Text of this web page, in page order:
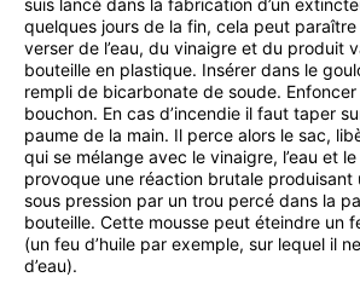
quelques jours de la fin, cela peut
verser de l’eau, du vinaigre et du produit
bouteille en plastique. Insérer dans le
rempli de bicarbonate de soude.
bouchon. En cas d’incendie il faut taper
paume de la main. Il perce alors le sac,
qui se mélange avec le vinaigre, l’eau et
provoque une réaction brutale produisant
sous pression par un trou percé dans la
bouteille. Cette mousse peut éteindre un
(un feu d’huile par exemple, sur lequel il
d’eau).